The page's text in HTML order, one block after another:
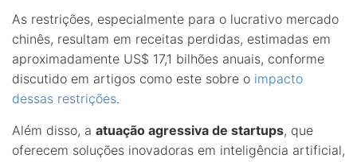
As restrições, especialmente para o lucrativo mercado
chinês, resultam em receitas perdidas, estimadas em
aproximadamente US$ 17,1 bilhões anuais, conforme
discutido em artigos como este sobre o impacto
dessas restrições.
Além disso, a atuação agressiva de startups, que
oferecem soluções inovadoras em inteligência artificial,